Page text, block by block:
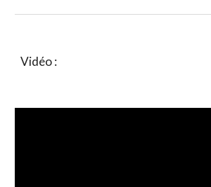
Vidéo :